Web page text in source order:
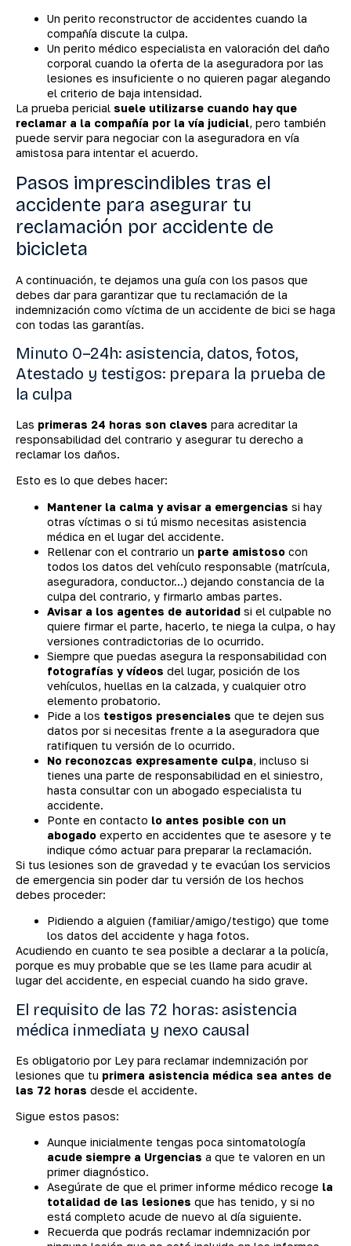
Un perito reconstructor de accidentes cuando la
compañía discute la culpa.
Un perito médico especialista en valoración del daño
corporal cuando la oferta de la aseguradora por las
lesiones es insuficiente o no quieren pagar alegando
el criterio de baja intensidad.
La prueba pericial suele utilizarse cuando hay que
reclamar a la compañía por la vía judicial, pero también
puede servir para negociar con la aseguradora en vía
amistosa para intentar el acuerdo.
Pasos imprescindibles tras el
accidente para asegurar tu
reclamación por accidente de
bicicleta
A continuación, te dejamos una guía con los pasos que
debes dar para garantizar que tu reclamación de la
indemnización como víctima de un accidente de bici se haga
con todas las garantías.
Minuto 0–24h: asistencia, datos, fotos,
Atestado y testigos: prepara la prueba de
la culpa
Las primeras 24 horas son claves para acreditar la
responsabilidad del contrario y asegurar tu derecho a
reclamar los daños.
Esto es lo que debes hacer:
Mantener la calma y avisar a emergencias si hay
otras víctimas o si tú mismo necesitas asistencia
médica en el lugar del accidente.
Rellenar con el contrario un parte amistoso con
todos los datos del vehículo responsable (matrícula,
aseguradora, conductor…) dejando constancia de la
culpa del contrario, y firmarlo ambas partes.
Avisar a los agentes de autoridad si el culpable no
quiere firmar el parte, hacerlo, te niega la culpa, o hay
versiones contradictorias de lo ocurrido.
Siempre que puedas asegura la responsabilidad con
fotografías y vídeos del lugar, posición de los
vehículos, huellas en la calzada, y cualquier otro
elemento probatorio.
Pide a los testigos presenciales que te dejen sus
datos por si necesitas frente a la aseguradora que
ratifiquen tu versión de lo ocurrido.
No reconozcas expresamente culpa, incluso si
tienes una parte de responsabilidad en el siniestro,
hasta consultar con un abogado especialista tu
accidente.
Ponte en contacto lo antes posible con un
abogado experto en accidentes que te asesore y te
indique cómo actuar para preparar la reclamación.
Si tus lesiones son de gravedad y te evacúan los servicios
de emergencia sin poder dar tu versión de los hechos
debes proceder:
Pidiendo a alguien (familiar/amigo/testigo) que tome
los datos del accidente y haga fotos.
Acudiendo en cuanto te sea posible a declarar a la policía,
porque es muy probable que se les llame para acudir al
lugar del accidente, en especial cuando ha sido grave.
El requisito de las 72 horas: asistencia
médica inmediata y nexo causal
Es obligatorio por Ley para reclamar indemnización por
lesiones que tu primera asistencia médica sea antes de
las 72 horas desde el accidente.
Sigue estos pasos:
Aunque inicialmente tengas poca sintomatología
acude siempre a Urgencias a que te valoren en un
primer diagnóstico.
Asegúrate de que el primer informe médico recoge la
totalidad de las lesiones que has tenido, y si no
está completo acude de nuevo al día siguiente.
Recuerda que podrás reclamar indemnización por